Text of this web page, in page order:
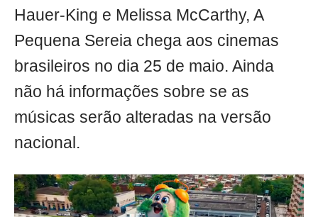
Hauer-King e Melissa McCarthy, A
Pequena Sereia chega aos cinemas
brasileiros no dia 25 de maio. Ainda
não há informações sobre se as
músicas serão alteradas na versão
nacional.